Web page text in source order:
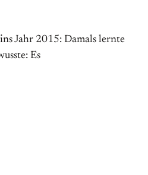
Jahr 2015: Damals lernte
Es